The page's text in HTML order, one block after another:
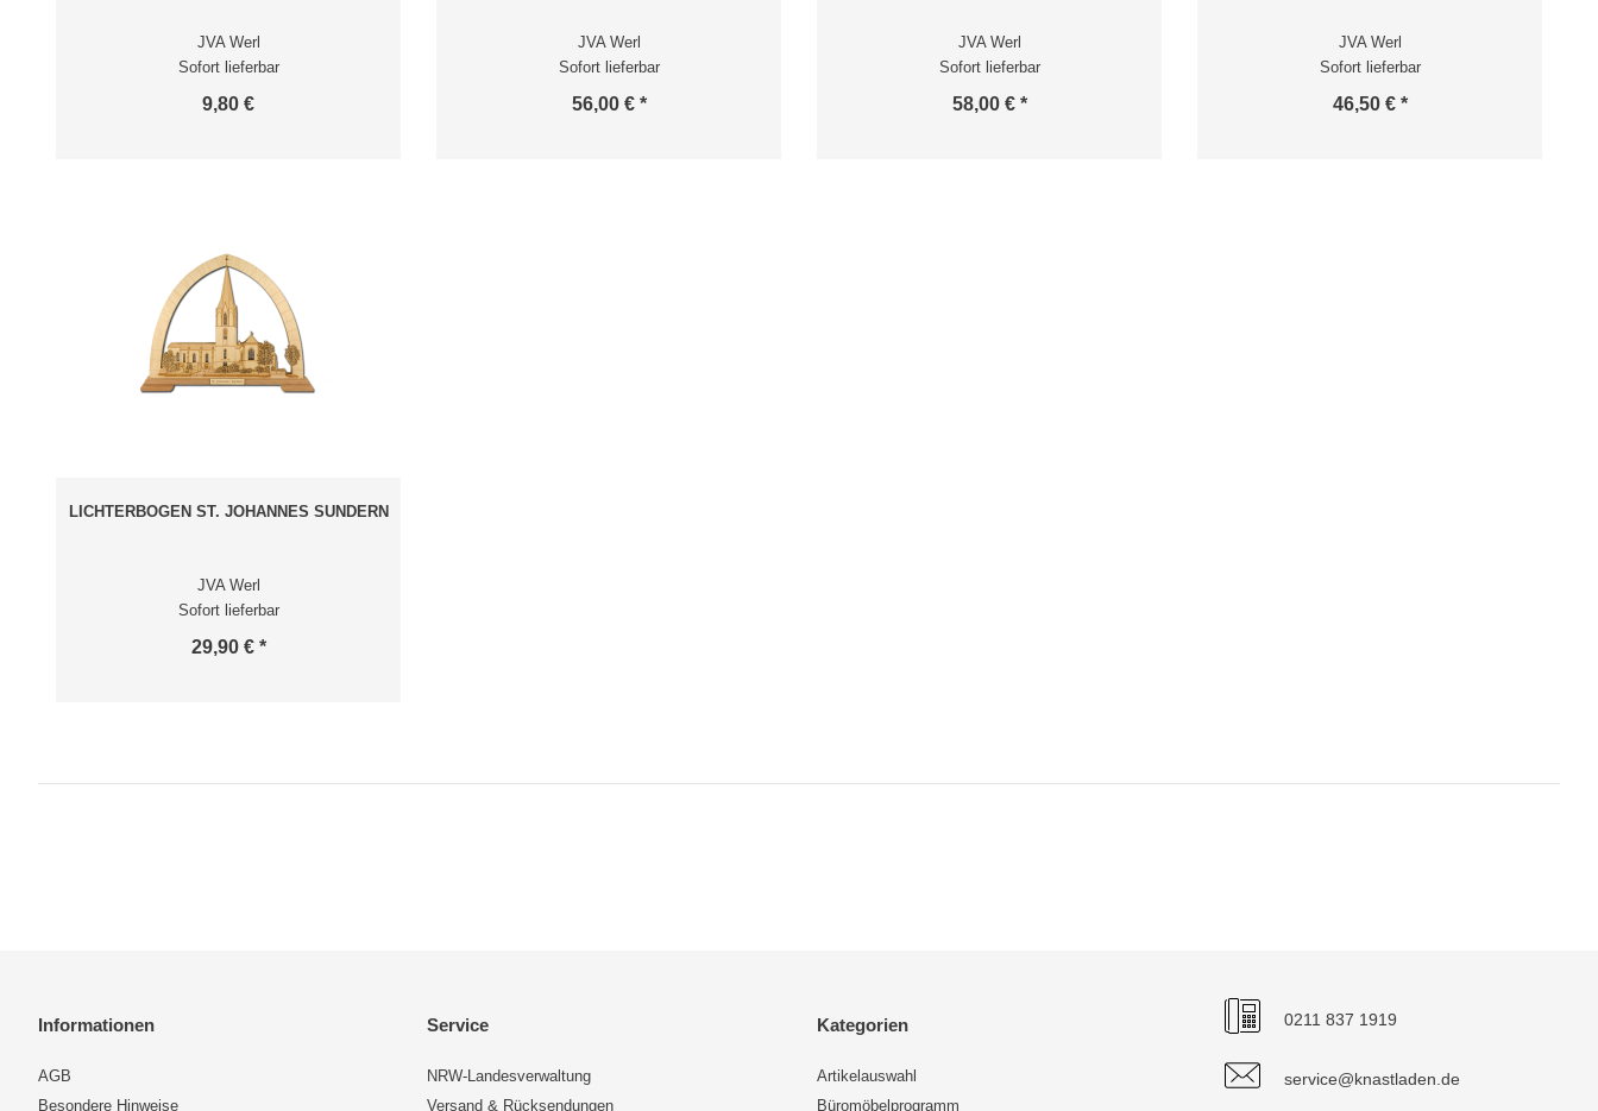
JVA Werl
Sofort lieferbar
9,80 €
JVA Werl
Sofort lieferbar
56,00 € *
JVA Werl
Sofort lieferbar
58,00 € *
JVA Werl
Sofort lieferbar
46,50 € *
LICHTERBOGEN ST. JOHANNES SUNDERN
JVA Werl
Sofort lieferbar
29,90 € *
Informationen
AGB
Besondere Hinweise
Service
NRW-Landesverwaltung
Versand & Rücksendungen
Kategorien
Artikelauswahl
Büromöbelprogramm
0211 837 1919
service@knastladen.de